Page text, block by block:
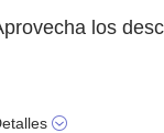
los